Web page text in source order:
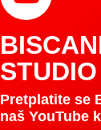
STUDIO
Pretplatite se
naš YouTube